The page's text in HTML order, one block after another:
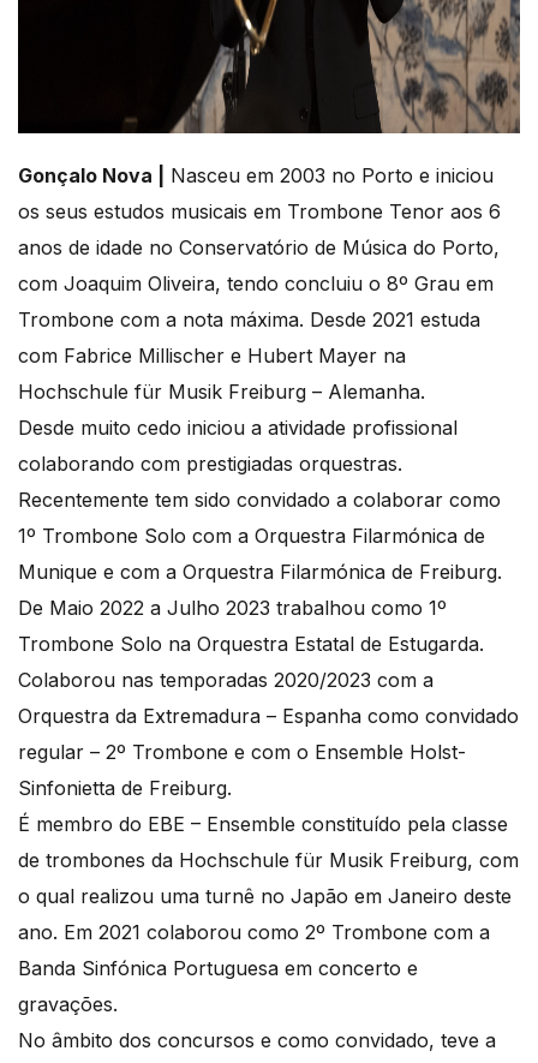
Gonçalo Nova |
Nasceu em 2003 no Porto e iniciou
os seus estudos musicais em Trombone Tenor aos 6
anos de idade no Conservatório de Música do Porto,
com Joaquim Oliveira, tendo concluiu o 8º Grau em
Trombone com a nota máxima. Desde 2021 estuda
com Fabrice Millischer e Hubert Mayer na
Hochschule für Musik Freiburg – Alemanha.
Desde muito cedo iniciou a atividade profissional
colaborando com prestigiadas orquestras.
Recentemente tem sido convidado a colaborar como
1º Trombone Solo com a Orquestra Filarmónica de
Munique e com a Orquestra Filarmónica de Freiburg.
De Maio 2022 a Julho 2023 trabalhou como 1º
Trombone Solo na Orquestra Estatal de Estugarda.
Colaborou nas temporadas 2020/2023 com a
Orquestra da Extremadura – Espanha como convidado
regular – 2º Trombone e com o Ensemble Holst-
Sinfonietta de Freiburg.
É membro do EBE – Ensemble constituído pela classe
de trombones da Hochschule für Musik Freiburg, com
o qual realizou uma turnê no Japão em Janeiro deste
ano. Em 2021 colaborou como 2º Trombone com a
Banda Sinfónica Portuguesa em concerto e
gravações.
No âmbito dos concursos e como convidado, teve a